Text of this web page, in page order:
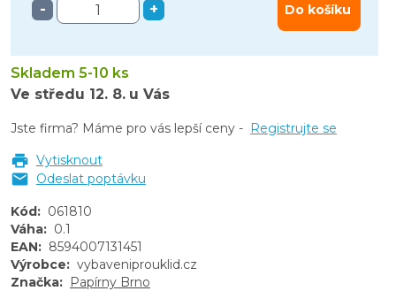
- + Do košíku
Skladem 5-10 ks
Ve středu 12. 8. u Vás
Jste firma? Máme pro vás lepší ceny - Registrujte se
Vytisknout
Odeslat poptávku
Kód: 061810
Váha: 0.1
EAN: 8594007131451
Výrobce: vybaveniprouklid.cz
Značka: Papírny Brno